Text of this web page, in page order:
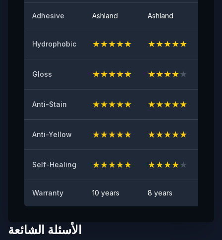
اللاصق الأولي
≤2
مقاومة البقع
لا توجد بقع مرئية
Adhesive Ashland Ashland
Hydrophobic ★★★★★ ★★★★★
Gloss ★★★★★ ★★★★★
Anti-Stain ★★★★★ ★★★★★
Anti-Yellow ★★★★★ ★★★★★
Self-Healing ★★★★★ ★★★★★
Warranty 10 years 8 years
الأسئلة الشائعة